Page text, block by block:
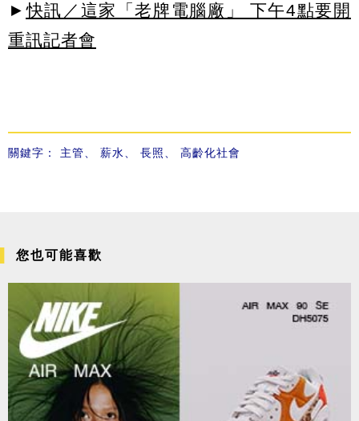
► 快訊／這家「老牌電腦廠」 下午4點要開
重訊記者會
關鍵字： 主管 薪水 長照 高齡化社會
您也可能喜歡